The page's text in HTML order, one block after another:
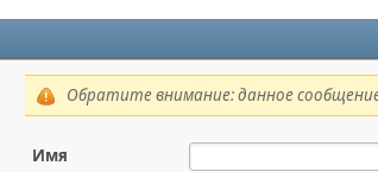
Обратите внимание: данное
Имя